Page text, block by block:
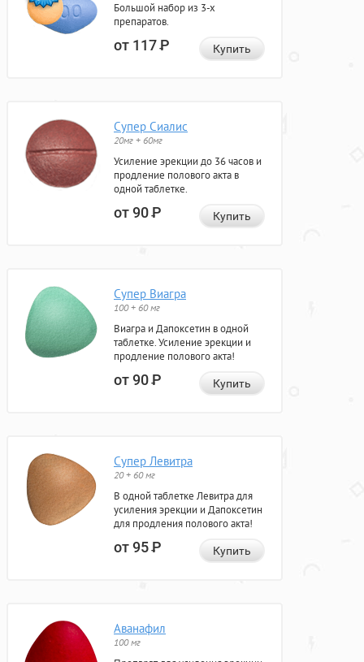
Большой набор из 3-х
препаратов.
от 117Р Купить
Супер Сиалис
20мг + 60мг
Усиление эрекции до 36 часов и
продление полового акта в
одной таблетке.
от 90Р Купить
Супер Виагра
100 + 60 мг
Виагра и Дапоксетин в одной
таблетке. Усиление эрекции и
продление полового акта!
от 90Р Купить
Супер Левитра
20 + 60 мг
В одной таблетке Левитра для
усиления эрекции и Дапоксетин
для продления полового акта!
от 95Р Купить
Аванафил
100 мг